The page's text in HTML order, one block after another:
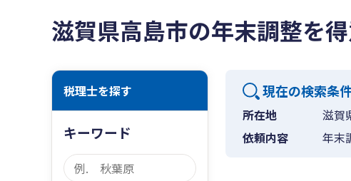
滋賀県高島市の年末調整を
税理士を探す
キーワード
現在の検索条
所在地
滋賀
依頼内容
年末